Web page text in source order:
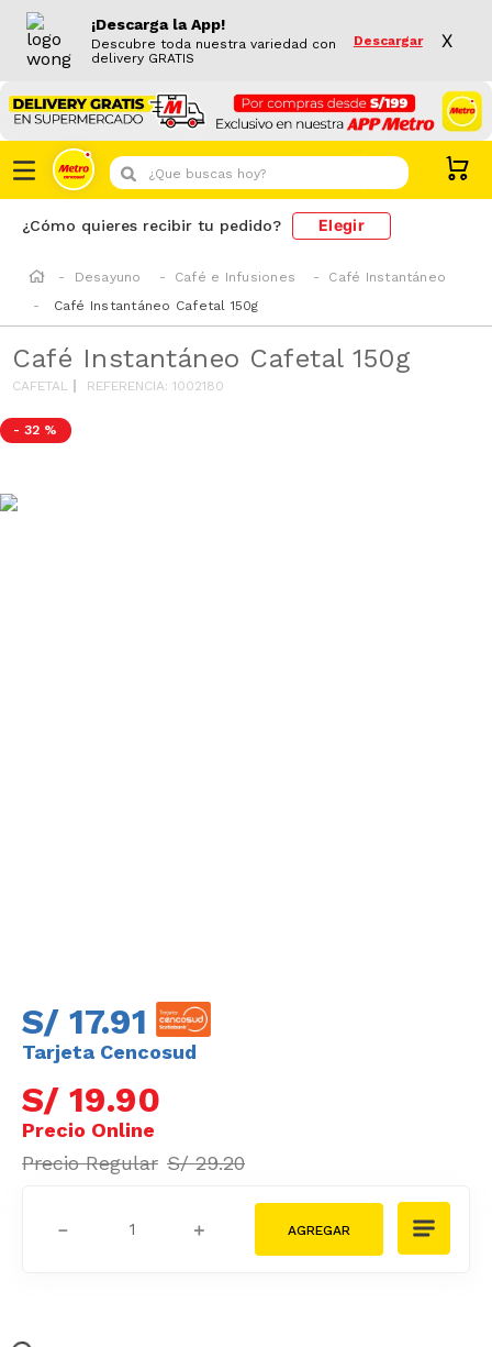
¡Descarga la App!
Descubre toda nuestra variedad con
delivery GRATIS
Descargar X
¿Que buscas hoy?
¿Cómo quieres recibir tu pedido? Elegir
Desayuno Café e Infusiones
Café Instantáneo
Café Instantáneo Cafetal 150g
Café Instantáneo Cafetal 150g
CAFETAL REFERENCIA:1002180
- 32 %
Tarjeta Cencosud
S/ 17.91
S/ 19.90
S/ 29.20
＋
－